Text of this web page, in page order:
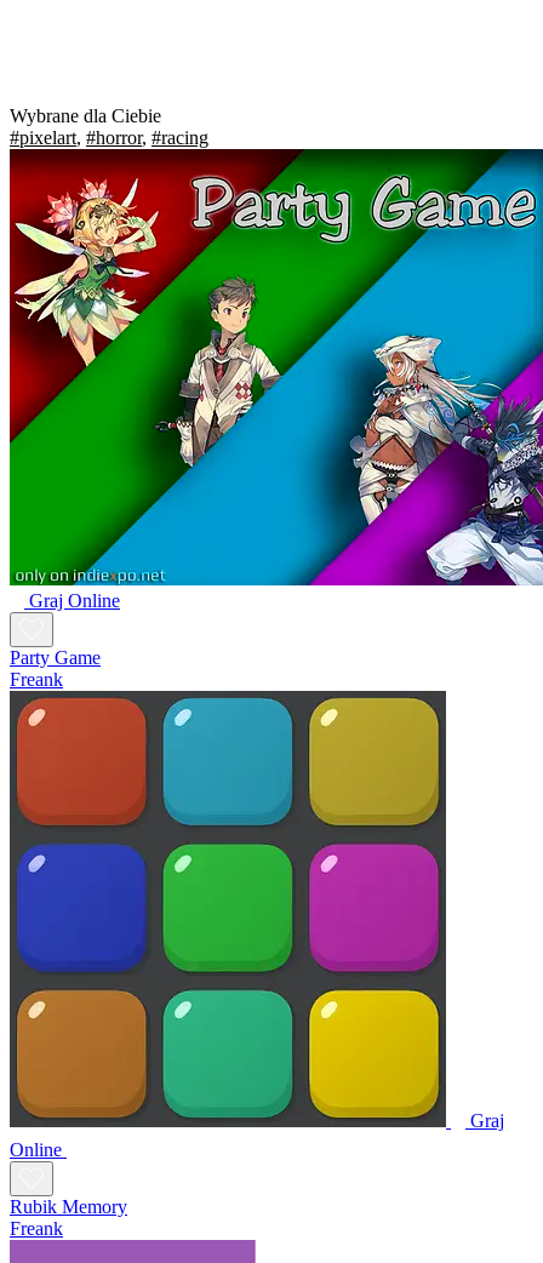
Wybrane dla Ciebie
#pixelart, #horror, #racing
Graj Online
Party Game
Freank
Graj
Online
Rubik Memory
Freank